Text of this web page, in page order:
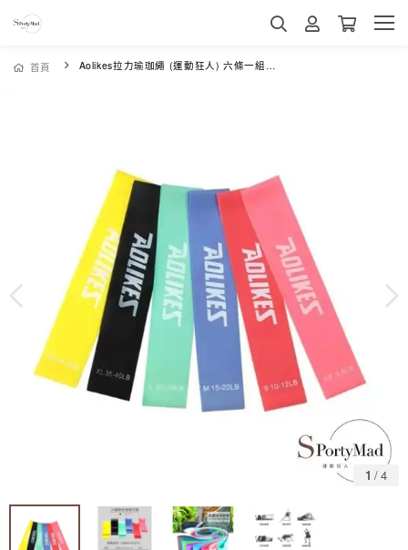
首頁 Aolikes拉力瑜珈繩 (運動狂人) 六條一組+送一收納袋 現貨
1 /4